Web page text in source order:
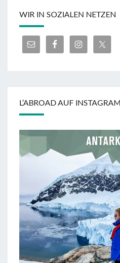
WIR IN SOZIALEN NETZEN
L’ABROAD AUF INSTAGRAM